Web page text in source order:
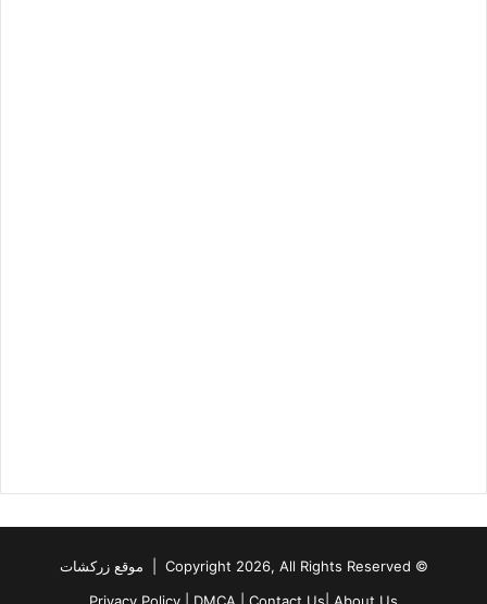
© Copyright 2026, All Rights Reserved | موقع زركشات